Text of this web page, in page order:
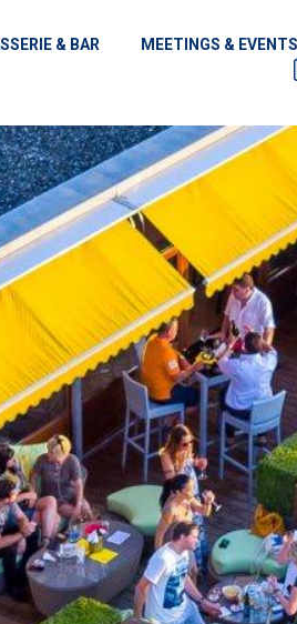
& BAR MEETINGS & EVENTS